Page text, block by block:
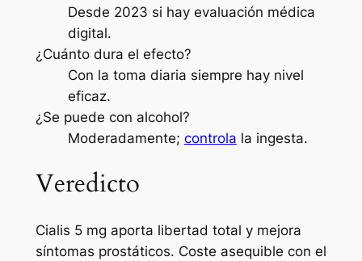
Desde 2023 si hay evaluación médica
digital.
¿Cuánto dura el efecto?
Con la toma diaria siempre hay nivel
eficaz.
¿Se puede con alcohol?
Moderadamente; controla la ingesta.
Veredicto
Cialis 5 mg aporta libertad total y mejora
síntomas prostáticos. Coste asequible con el